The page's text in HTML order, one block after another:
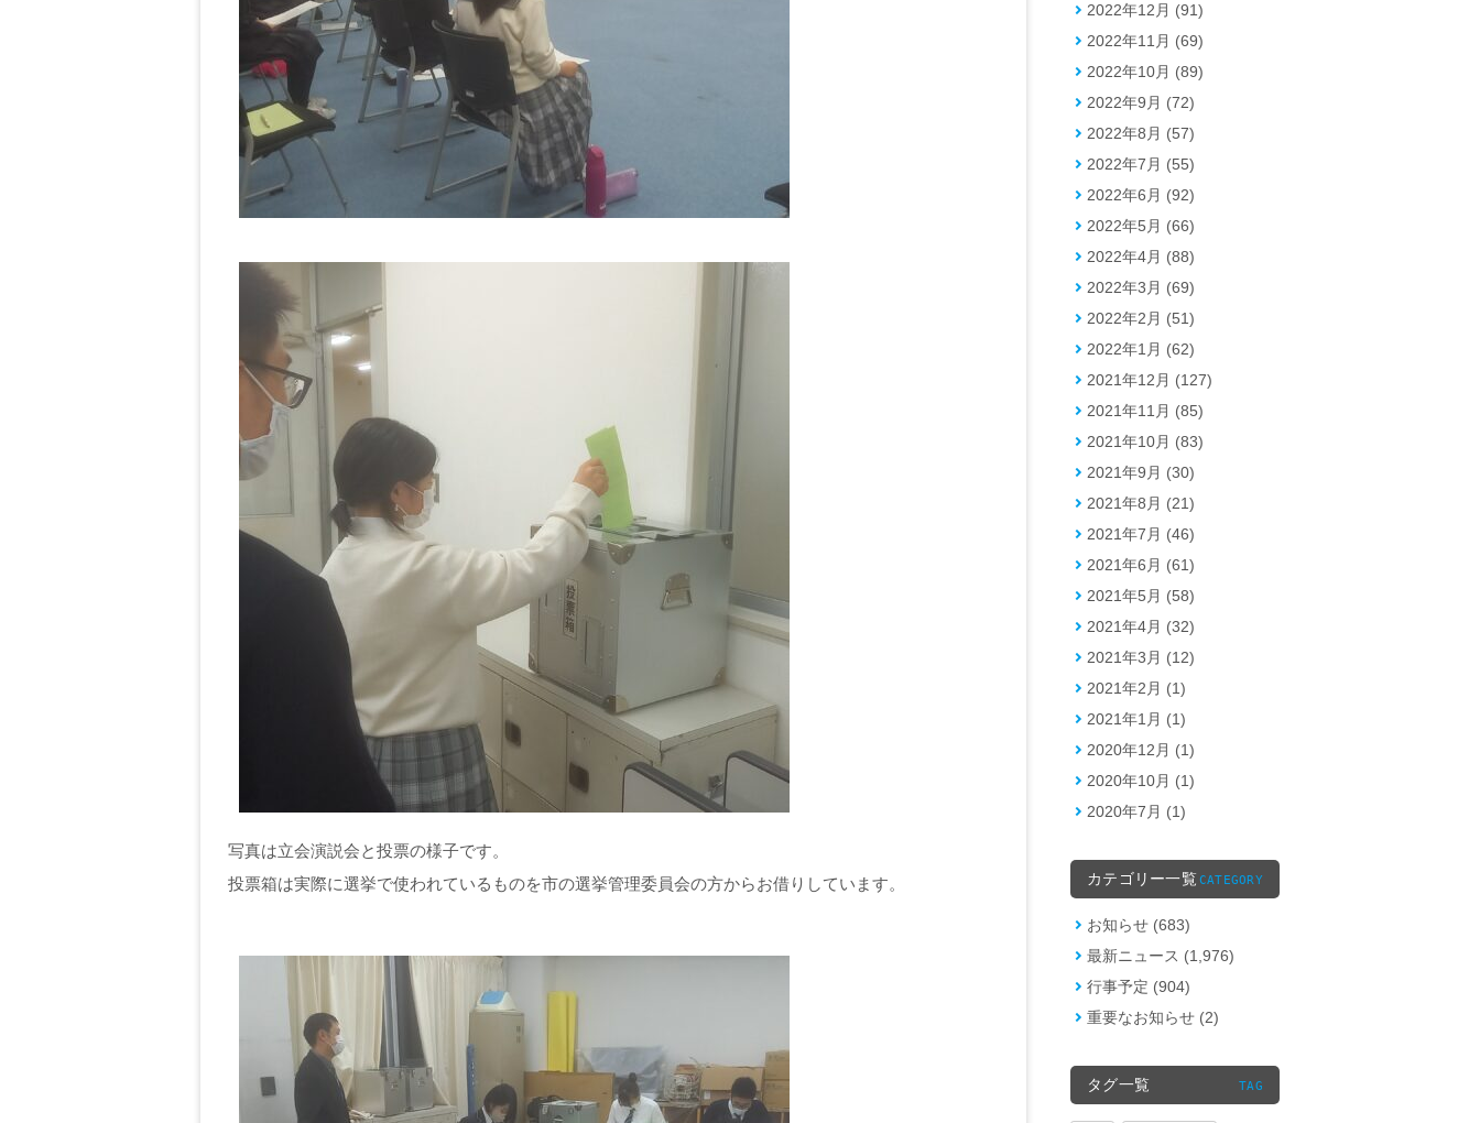
写真は立会演説会と投票の様子です。
投票箱は実際に選挙で使われているものを市の選挙管理委員会の方からお借りしています。
2022年12月 (91)
2022年11月 (69)
2022年10月 (89)
2022年9月 (72)
2022年8月 (57)
2022年7月 (55)
2022年6月 (92)
2022年5月 (66)
2022年4月 (88)
2022年3月 (69)
2022年2月 (51)
2022年1月 (62)
2021年12月 (127)
2021年11月 (85)
2021年10月 (83)
2021年9月 (30)
2021年8月 (21)
2021年7月 (46)
2021年6月 (61)
2021年5月 (58)
2021年4月 (32)
2021年3月 (12)
2021年2月 (1)
2021年1月 (1)
2020年12月 (1)
2020年10月 (1)
2020年7月 (1)
カテゴリー一覧 CATEGORY
お知らせ (683)
最新ニュース (1,976)
行事予定 (904)
重要なお知らせ (2)
タグ一覧 TAG